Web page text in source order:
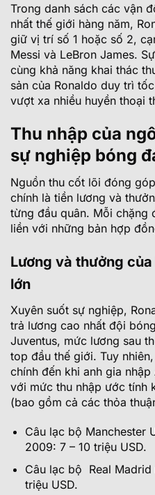
Trong danh sách các vận
nhất thế giới hàng năm,
giữ vị trí số 1 hoặc số 2,
Messi và LeBron James.
cùng khả năng khai thác
sản của Ronaldo duy trì
vượt xa nhiều huyền thoại
Thu nhập của
sự nghiệp bóng
Nguồn thu cốt lõi đóng
chính là tiền lương và
từng đầu quân. Mỗi chặng
liền với những bản hợp
Lương và thưởng
lớn
Xuyên suốt sự nghiệp,
trả lương cao nhất đội
Juventus, mức lương sau
top đầu thế giới. Tuy
chính đến khi anh gia
với mức thu nhập ước tính
(bao gồm cả các thỏa
Câu lạc bộ Manchester
2009: 7 – 10 triệu USD.
Câu lạc bộ Real
triệu USD.